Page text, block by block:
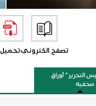
تصفح الكترونيتحميل
التحرير " أوراق
صحفية